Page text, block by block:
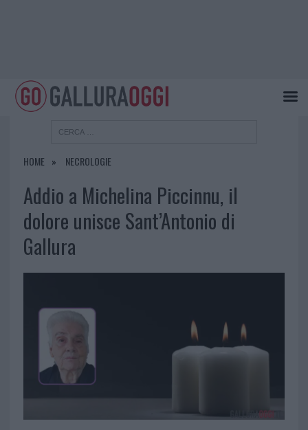
HOME NECROLOGIE
Addio a Michelina Piccinnu, il
dolore unisce Sant’Antonio di
Gallura